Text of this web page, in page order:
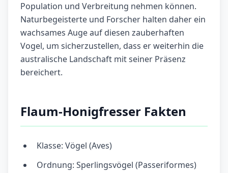
Population und Verbreitung nehmen können.
Naturbegeisterte und Forscher halten daher ein
wachsames Auge auf diesen zauberhaften
Vogel, um sicherzustellen, dass er weiterhin die
australische Landschaft mit seiner Präsenz
bereichert.
Flaum-Honigfresser Fakten
Klasse: Vögel (Aves)
Ordnung: Sperlingsvögel (Passeriformes)